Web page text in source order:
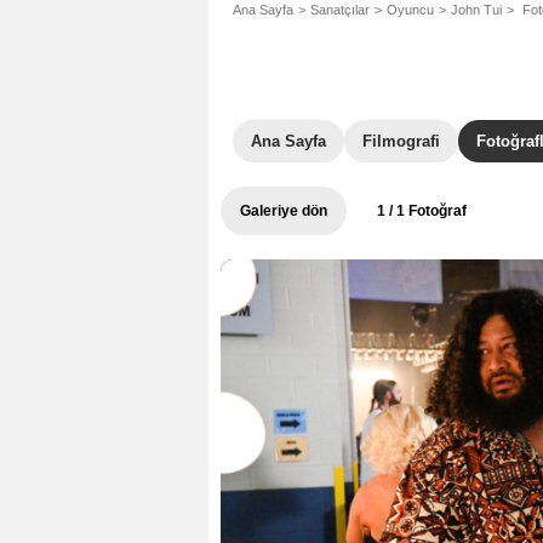
Ana Sayfa Sanatçılar Oyuncu John Tui
Ana Sayfa Filmografi
Galeriye dön 1 / 1 Fotoğraf